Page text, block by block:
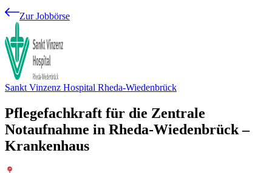
Zur Jobbörse
Sankt Vinzenz Hospital Rheda-Wiedenbrück
Pflegefachkraft für die Zentrale
Notaufnahme in Rheda-Wiedenbrück –
Krankenhaus